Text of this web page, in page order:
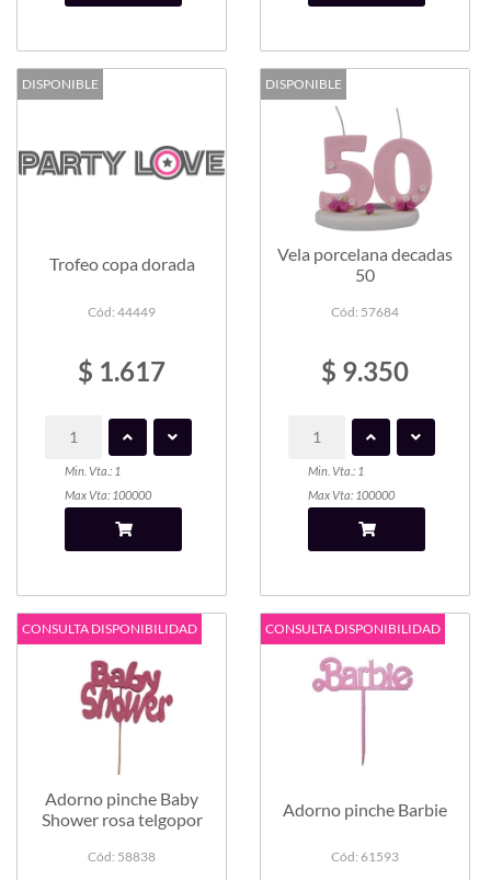
DISPONIBLE
Trofeo copa dorada
Cód: 44449
$ 1.617
Min. Vta.: 1
Max Vta: 100000
DISPONIBLE
Vela porcelana decadas
50
Cód: 57684
$ 9.350
Min. Vta.: 1
Max Vta: 100000
CONSULTA DISPONIBILIDAD
Adorno pinche Baby
Shower rosa telgopor
Cód: 58838
CONSULTA DISPONIBILIDAD
Adorno pinche Barbie
Cód: 61593